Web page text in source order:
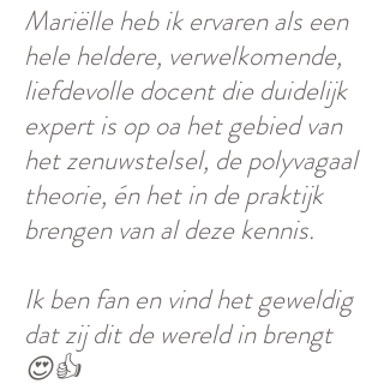
Mariëlleheb ik ervaren als een
hele heldere, verwelkomende,
liefdevolle docent die duidelijk
expert is op oa het gebied van
het zenuwstelsel, de polyvagaal
theorie, én het in de praktijk
brengen van al deze kennis.
Ik ben fan en vind het geweldig
dat zij dit de wereld in brengt
😍👍